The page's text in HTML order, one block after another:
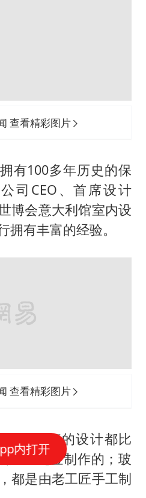
24K纯金制作的；玻
都是由老工匠手工制
查看精彩图片
有任何偷工减料。即
工制作的，只有专注
总抛出此行最后一个
是其家族的第几代传
内打开